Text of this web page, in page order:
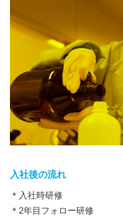
入社後の流れ
＊入社時研修
＊2年目フォロー研修